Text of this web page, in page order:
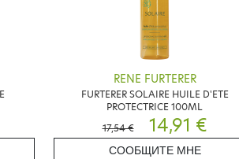
RENE FURTERER
FURTERER SOLAIRE HUILE D'ETE
PROTECTRICE 100ML
17,54 €
14,91 €
СООБЩИТЕ МНЕ